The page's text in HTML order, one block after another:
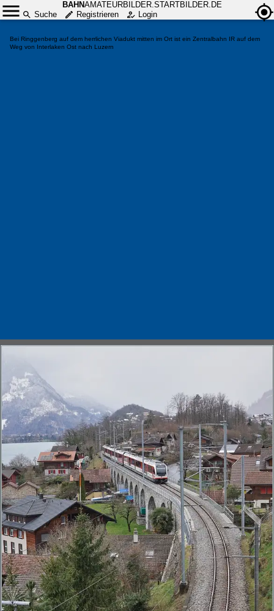
BAHNAMATEURBILDER.STARTBILDER.DE
Suche
Registrieren Login
Bei Ringgenberg auf dem herrlichen Viadukt mitten im Ort ist ein Zentralbahn IR auf dem
Weg von Interlaken Ost nach Luzern